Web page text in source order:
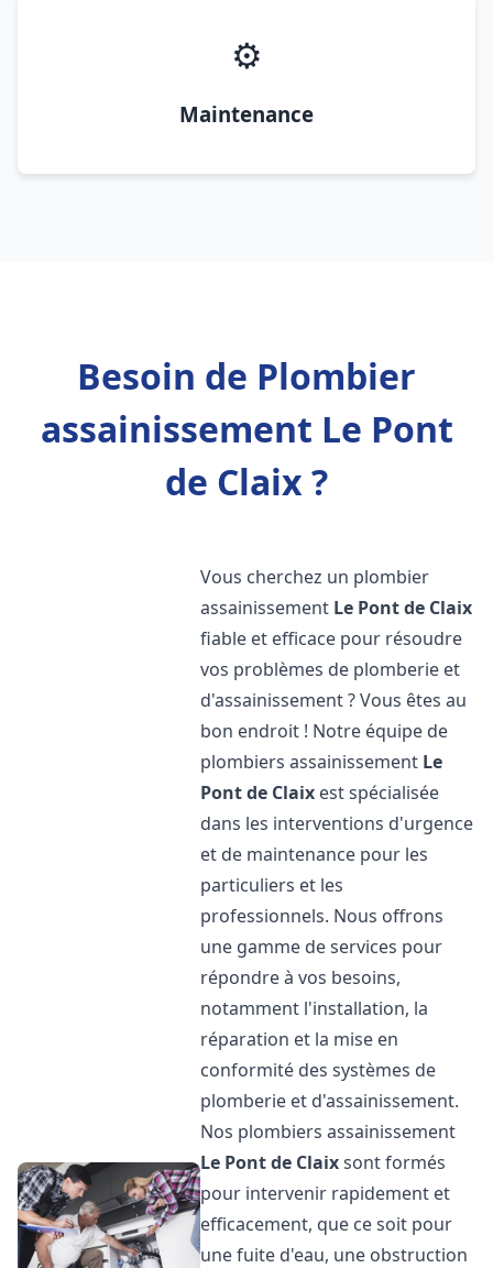
⚙️
Maintenance
Besoin de Plombier
assainissement Le Pont
de Claix ?
Vous cherchez un plombier
assainissement Le Pont de Claix
fiable et efficace pour résoudre
vos problèmes de plomberie et
d'assainissement ? Vous êtes au
bon endroit ! Notre équipe de
plombiers assainissement Le
Pont de Claix est spécialisée
dans les interventions d'urgence
et de maintenance pour les
particuliers et les
professionnels. Nous offrons
une gamme de services pour
répondre à vos besoins,
notamment l'installation, la
réparation et la mise en
conformité des systèmes de
plomberie et d'assainissement.
Nos plombiers assainissement
Le Pont de Claixsont formés
pour intervenir rapidement et
efficacement, que ce soit pour
une fuite d'eau, une obstruction